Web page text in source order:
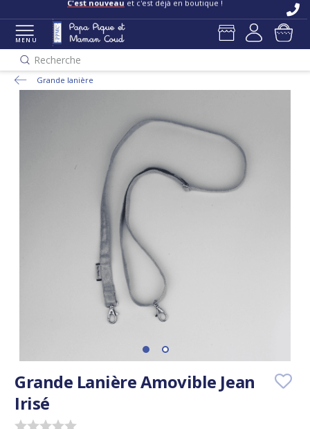
C'est nouveau et c'est déjà en boutique !
MENU
Recherche
Grande lanière
Grande Lanière Amovible Jean
Irisé